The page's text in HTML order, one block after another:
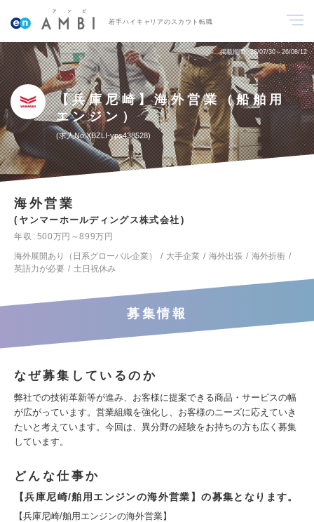
若手ハイキャリアのスカウト転職
掲載期間 26/07/30～26/08/12
【兵庫尼崎】海外営業（船舶用
エンジン）
求人No.XBZLI-yps438528
海外営業
ヤンマーホールディングス株式会社
年収
500万円～899万円
海外展開あり（日系グローバル企業）
大手企業 海外出張
海外折衝
英語力が必要
土日祝休み
募集情報
なぜ募集しているのか
弊社での技術革新等が進み、お客様に提案できる商品・サービスの幅
が広がっています。営業組織を強化し、お客様のニーズに応えていき
たいと考えています。今回は、異分野の経験をお持ちの方も広く募集
しています。
どんな仕事か
【兵庫尼崎/舶用エンジンの海外営業】の募集となります。
【兵庫尼崎/舶用エンジンの海外営業】